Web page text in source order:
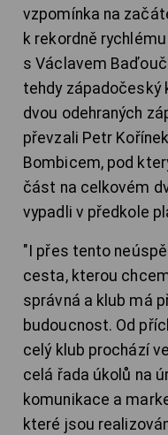
vzpomínka na
k rekordně
s Václavem
tehdy západočeský
dvou odehraných
převzali Petr
Bombicem, pod
část na celkovém
vypadli v předkole
"I přes tento
cesta, kterou
správná a klub má
budoucnost. Od
celý klub prochází
celá řada úkolů na
komunikace a
které jsou